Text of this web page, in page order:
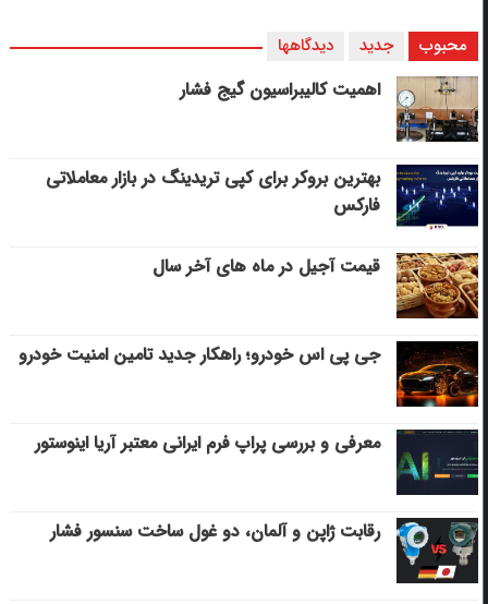
محبوب جدید دیدگاهها
اهمیت کالیبراسیون گیج فشار
بهترین بروکر برای کپی‌ تریدینگ در بازار معاملاتی
فارکس
قیمت آجیل در ماه های آخر سال
جی پی اس خودرو؛ راهکار جدید تامین امنیت خودرو
معرفی و بررسی پراپ فرم ایرانی معتبر آریا اینوستور
رقابت ژاپن و آلمان، دو غول ساخت سنسور فشار